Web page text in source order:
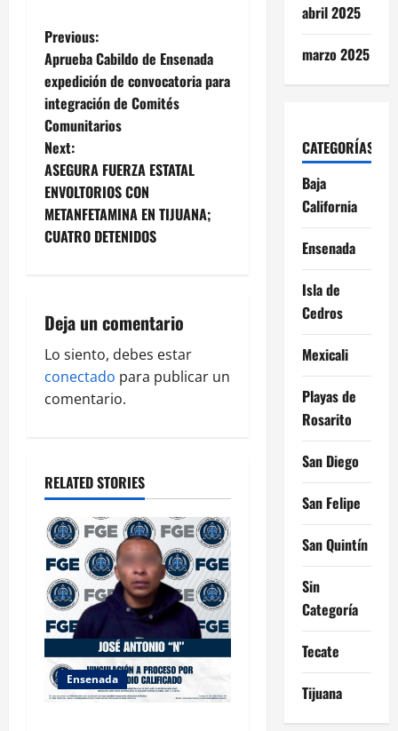
P
o
s
t
n
a
g
a
t
o
n
Previous:
Aprueba Cabildo de Ensenada
expedición de convocatoria para
integración de Comités
Comunitarios
Next:
ASEGURA FUERZA ESTATAL
ENVOLTORIOS CON
METANFETAMINA EN TIJUANA;
CUATRO DETENIDOS
Deja un comentario
Lo siento, debes estar
conectado para publicar un
comentario.
RELATED STORIES
Ensenada
abril 2025
marzo 2025
CATEGORÍAS
Baja
California
Ensenada
Isla de
Cedros
Mexicali
Playas de
Rosarito
San Diego
San Felipe
San Quintín
Sin
Categoría
Tecate
Tijuana